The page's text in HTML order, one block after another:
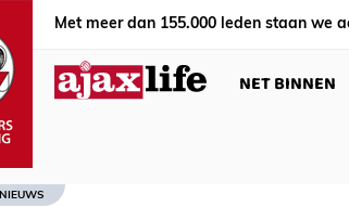
Met meer dan 155.000 leden staan we
NET BINNEN
NIEUWS